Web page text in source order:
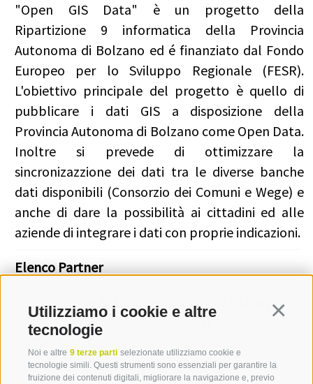
Utilizziamo i cookie e altre
tecnologie
Noi e altre 9 terze parti selezionate utilizziamo cookie e
tecnologie simili. Questi strumenti sono essenziali per garantire la
fruizione dei contenuti digitali, migliorare la navigazione e, previo
"Open GIS Data" è un progetto della
Ripartizione 9 informatica della Provincia
Autonoma di Bolzano ed é finanziato dal Fondo
Europeo per lo Sviluppo Regionale (FESR).
L'obiettivo principale del progetto è quello di
pubblicare i dati GIS a disposizione della
Provincia Autonoma di Bolzano come Open Data.
Inoltre si prevede di ottimizzare la
sincronizazzione dei dati tra le diverse banche
dati disponibili (Consorzio dei Comuni e Wege) e
anche di dare la possibilità ai cittadini ed alle
aziende di integrare i dati con proprie indicazioni.
Elenco Partner
Provincia Autonoma di Bolzano (Italia)
Consorzio dei Comuni (Italia)